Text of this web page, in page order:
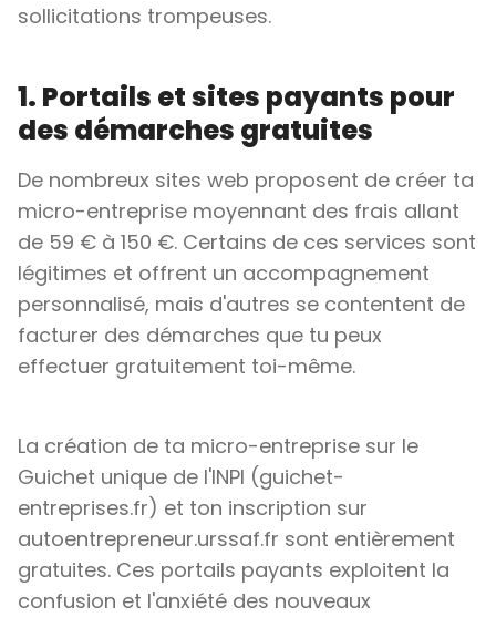
sollicitations trompeuses.
1. Portails et sites payants pour
des démarches gratuites
De nombreux sites web proposent de créer ta
micro-entreprise moyennant des frais allant
de 59 € à 150 €. Certains de ces services sont
légitimes et offrent un accompagnement
personnalisé, mais d'autres se contentent de
facturer des démarches que tu peux
effectuer gratuitement toi-même.
La création de ta micro-entreprise sur le
Guichet unique de l'INPI (guichet-
entreprises.fr) et ton inscription sur
autoentrepreneur.urssaf.fr sont entièrement
gratuites. Ces portails payants exploitent la
confusion et l'anxiété des nouveaux